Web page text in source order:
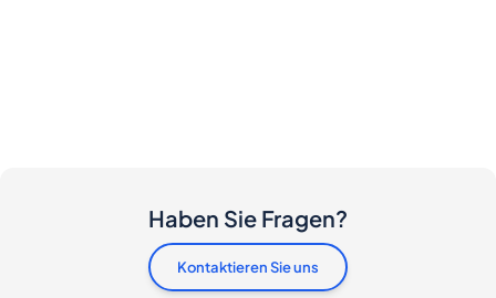
Haben Sie Fragen?
Kontaktieren Sie uns